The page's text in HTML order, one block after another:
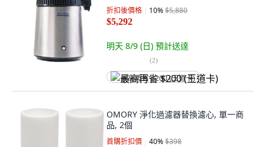
折扣後價格 10%$5,880
$5,292
明天 8/9 (日) 預計送達
(2)
最高再省 $200 (王道卡)
OMORY 淨化過濾器替換濾心, 單一商
品, 2個
首購折扣價 40%$398